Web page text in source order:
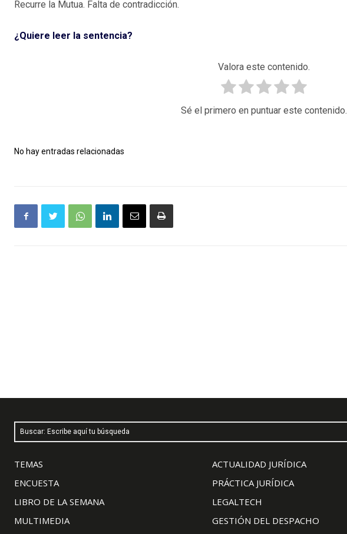
Recurre la Mutua. Falta de contradicción.
¿Quiere leer la sentencia?
Valora este contenido.
Sé el primero en puntuar este contenido.
No hay entradas relacionadas
Buscar: Escribe aquí tu búsqueda
TEMAS
ENCUESTA
LIBRO DE LA SEMANA
MULTIMEDIA
ACTUALIDAD JURÍDICA
PRÁCTICA JURÍDICA
LEGALTECH
GESTIÓN DEL DESPACHO